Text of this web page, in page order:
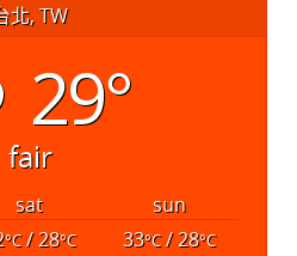
北, TW
29°
fair
sat
sun
°C/ 28°C 33°C/ 28°C